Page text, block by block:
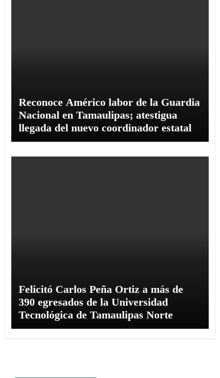
Reconoce Américo labor de la Guardia
Nacional en Tamaulipas; atestigua
llegada del nuevo coordinador estatal
Felicitó Carlos Peña Ortiz a más de
390 egresados de la Universidad
Tecnológica de Tamaulipas Norte